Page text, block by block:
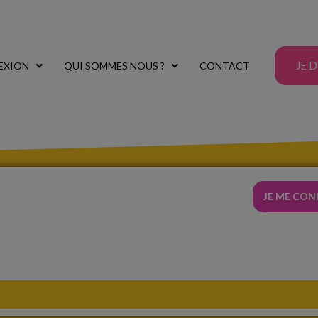
QUI SOMMES NOUS ? CONTACT JE
JE ME